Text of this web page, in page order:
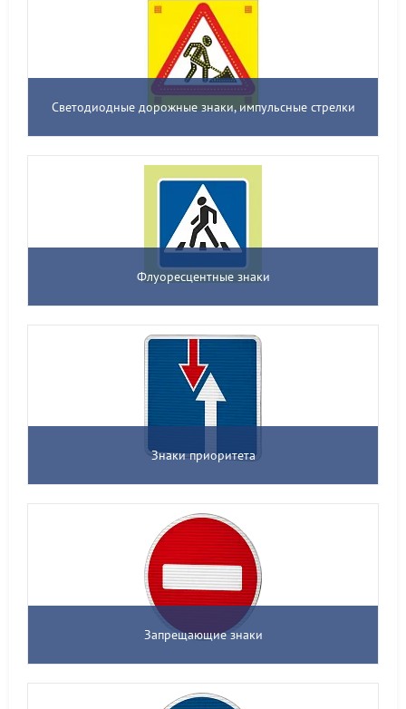
Светодиодные дорожные знаки, импульсные стрелки
Флуоресцентные знаки
Знаки приоритета
Запрещающие знаки